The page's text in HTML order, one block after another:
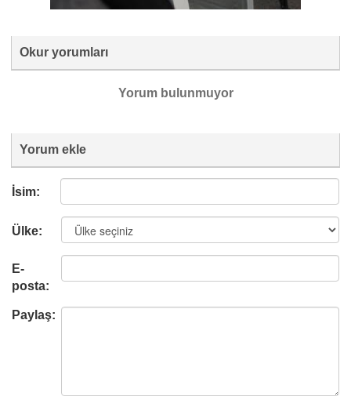
Okur yorumları
Yorum bulunmuyor
Yorum ekle
İsim:
Ülke:
E-
posta:
Paylaş: